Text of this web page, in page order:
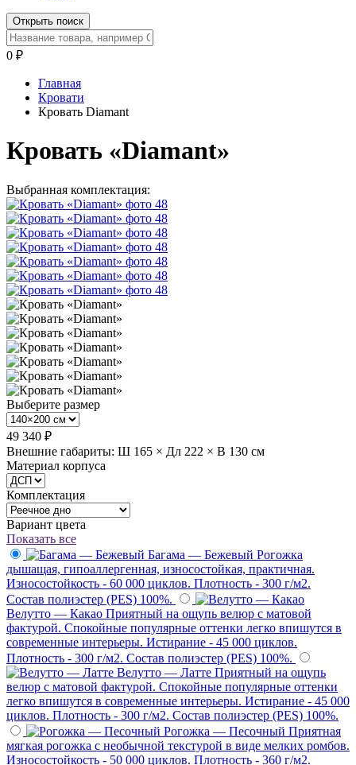
Открыть поиск
0 ₽
Главная
Кровати
Кровать Diamant
Кровать «Diamant»
Выбранная комплектация:
Выберите размер
49 340 ₽
Внешние габариты: Ш 165 × Дл 222 × В 130 см
Материал корпуса
Комплектация
Вариант цвета
Показать все
Багама — Бежевый Рогожка
дышащая, гипоаллергенная, износостойкая, практичная.
Износостойкость - 60 000 циклов. Плотность - 300 г/м2.
Состав полиэстер (PES) 100%.
Велутто — Какао Приятный на ощупь велюр с матовой
фактурой. Спокойные популярные оттенки легко впишутся в
современные интерьеры. Истирание - 45 000 циклов.
Плотность - 300 г/м2. Состав полиэстер (PES) 100%.
Велутто — Латте Приятный на ощупь
велюр с матовой фактурой. Спокойные популярные оттенки
легко впишутся в современные интерьеры. Истирание - 45 000
циклов. Плотность - 300 г/м2. Состав полиэстер (PES) 100%.
Рогожка — Песочный Приятная
мягкая рогожка с необычной текстурой в виде мелких ромбов.
Износостойкость - 50 000 циклов. Плотность - 360 г/м2.